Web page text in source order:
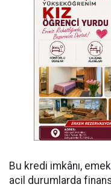
Bu kredi imkânı,
acil durumlarda